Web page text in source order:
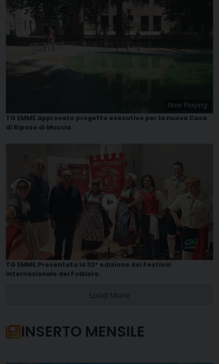
Now Playing
TG EMME.Approvato progetto esecutivo per la nuova Casa
di Riposo di Muccia
TG EMME.Presentata la 32° edizione del Festival
Internazionale del Folklore.
Load More
INSERTO MENSILE